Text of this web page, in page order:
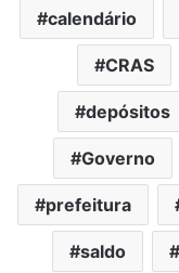
calendário
CRAS
depósitos
Governo
prefeitura
saldo